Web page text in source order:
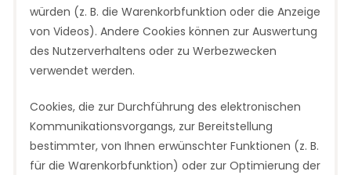
würden (z. B. die Warenkorbfunktion oder die Anzeige
von Videos). Andere Cookies können zur Auswertung
des Nutzerverhaltens oder zu Werbezwecken
verwendet werden.
Cookies, die zur Durchführung des elektronischen
Kommunikationsvorgangs, zur Bereitstellung
bestimmter, von Ihnen erwünschter Funktionen (z. B.
für die Warenkorbfunktion) oder zur Optimierung der